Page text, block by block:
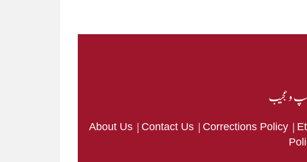
و عجیب
About Us | Contact Us | Corrections Policy |